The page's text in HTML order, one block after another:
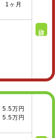
1ヶ月
詳細へ
5.5万円
5.5万円